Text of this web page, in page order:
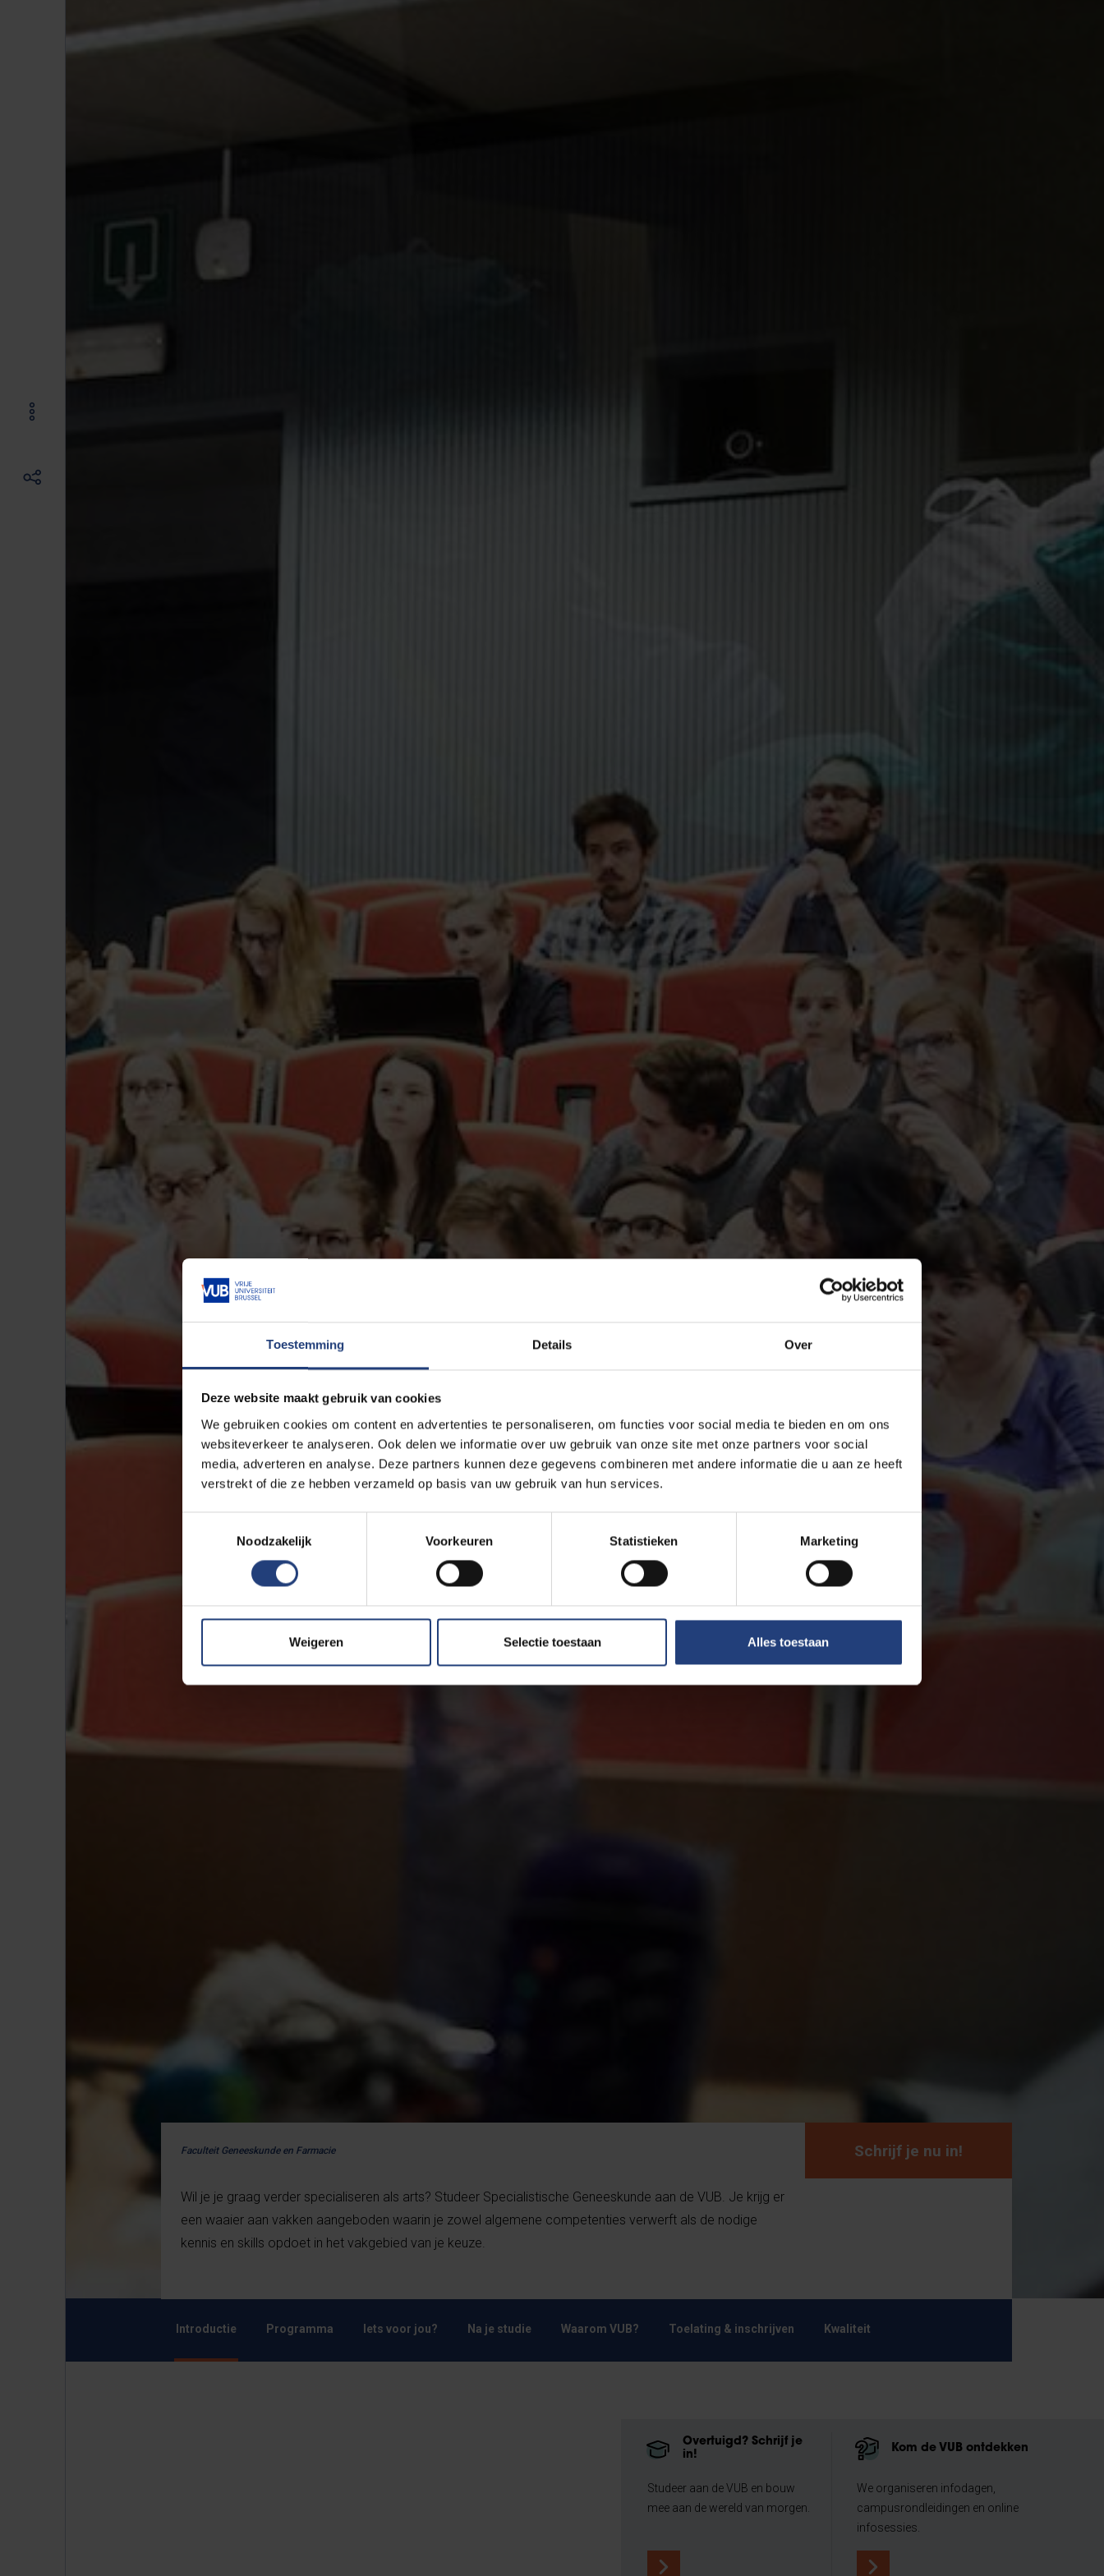
Toestemming Details Over
Deze website maakt gebruik van cookies
We gebruiken cookies om content en advertenties te personaliseren, om functies voor social media te bieden en om ons
websiteverkeer te analyseren. Ook delen we informatie over uw gebruik van onze site met onze partners voor social
media, adverteren en analyse. Deze partners kunnen deze gegevens combineren met andere informatie die u aan ze heeft
verstrekt of die ze hebben verzameld op basis van uw gebruik van hun services.
Noodzakelijk
Voorkeuren Statistieken Marketing
Weigeren Selectie toestaan Alles toestaan
Faculteit Geneeskunde en Farmacie
Wil je je graag verder specialiseren als arts? Studeer Specialistische Geneeskunde aan de VUB. Je krijg er
een waaier aan vakken aangeboden waarin je zowel algemene competenties verwerft als de nodige
kennis en skills opdoet in het vakgebied van je keuze.
Schrijf je nu in!
Introductie Programma Iets voor jou? Na je studie Waarom VUB? Toelating & inschrijven Kwaliteit
Overtuigd? Schrijf je
in!
Studeer aan de VUB en bouw
mee aan de wereld van morgen.
Kom de VUB ontdekken
We organiseren infodagen,
campusrondleidingen en online
infosessies.